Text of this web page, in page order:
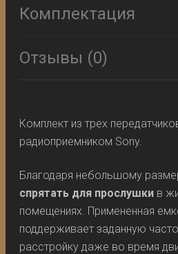
Комплектация
Отзывы (0)
Комплект из трех
радиоприемником Sony.
Благодаря небольшому
спрятать для прослушки в
помещениях. Примененная
поддерживает заданную
расстройку даже во время